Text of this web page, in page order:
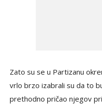
Zato su se u Partizanu
vrlo brzo izabrali su da to
prethodno pričao njegov